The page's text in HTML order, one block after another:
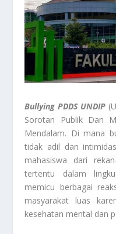
Bullying PDDS UNDIP
Sorotan Publik Dan
Mendalam. Di mana
tidak adil dan
mahasiswa dari
tertentu dalam
memicu berbagai
masyarakat luas
kesehatan mental dan